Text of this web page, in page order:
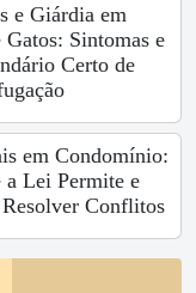
e Giárdia em
Gatos: Sintomas e
Certo de
em Condomínio:
a Lei Permite e
Conflitos